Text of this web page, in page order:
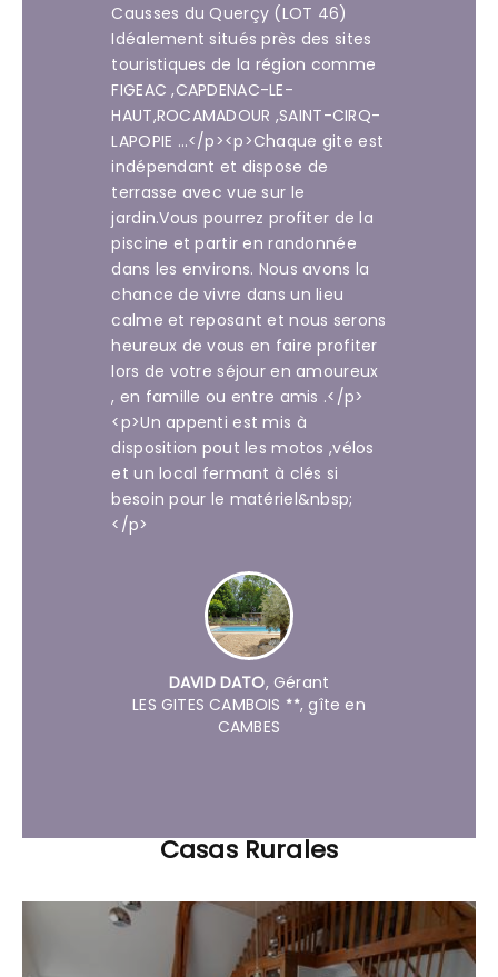
Causses du Querçy (LOT 46)
Idéalement situés près des sites
touristiques de la région comme
FIGEAC ,CAPDENAC-LE-
HAUT,ROCAMADOUR ,SAINT-CIRQ-
LAPOPIE …</p><p>Chaque gite est
indépendant et dispose de
terrasse avec vue sur le
jardin.Vous pourrez profiter de la
piscine et partir en randonnée
dans les environs. Nous avons la
chance de vivre dans un lieu
calme et reposant et nous serons
heureux de vous en faire profiter
lors de votre séjour en amoureux
, en famille ou entre amis .</p>
<p>Un appenti est mis à
disposition pout les motos ,vélos
et un local fermant à clés si
besoin pour le matériel&nbsp;
</p>
DAVID DATO, Gérant
LES GITES CAMBOIS
, gîte en
CAMBES
Casas Rurales